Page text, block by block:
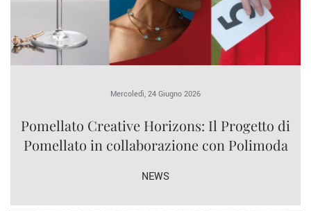
Mercoledì, 24 Giugno 2026
Pomellato Creative Horizons: Il Progetto di
Pomellato in collaborazione con Polimoda
NEWS